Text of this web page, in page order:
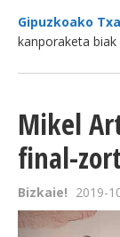
Gipuzkoako
kanporaketa biak
Mikel
final-
Bizkaie! 2019-